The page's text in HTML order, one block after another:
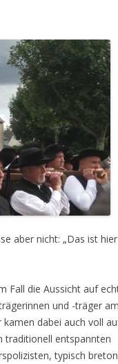
aber nicht: „Das ist
Fall die Aussicht auf
und -träger am
dabei auch voll
traditionell entspannten
typisch